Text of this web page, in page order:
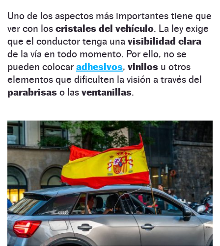
Uno de los aspectos más importantes tiene que
ver con los cristales del vehículo. La ley exige
que el conductor tenga una visibilidad clara
de la vía en todo momento. Por ello, no se
pueden colocar adhesivos, vinilos u otros
elementos que dificulten la visión a través del
parabrisas o las ventanillas.